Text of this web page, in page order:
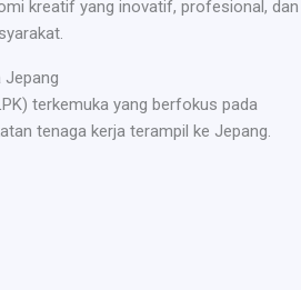
kreatif yang inovatif, profesional, dan
terkemuka yang berfokus pada
tenaga kerja terampil ke Jepang.